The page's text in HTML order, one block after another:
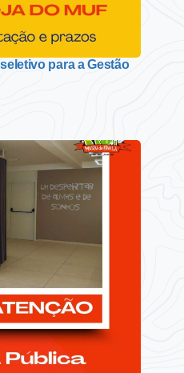
para a Gestão